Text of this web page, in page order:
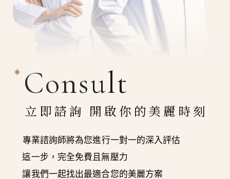
Consult
立即諮詢 開啟你的美麗時刻
專業諮詢師將為您進行一對一的深入評估
這一步，完全免費且無壓力
讓我們一起找出最適合您的美麗方案